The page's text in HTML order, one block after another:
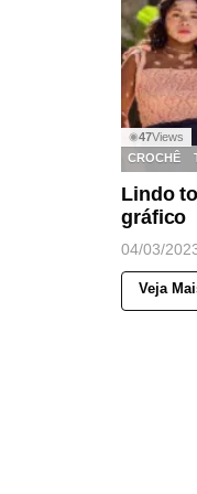
◉47Views
CROCHÊ
Lindo
gráfico
04/03/
Veja